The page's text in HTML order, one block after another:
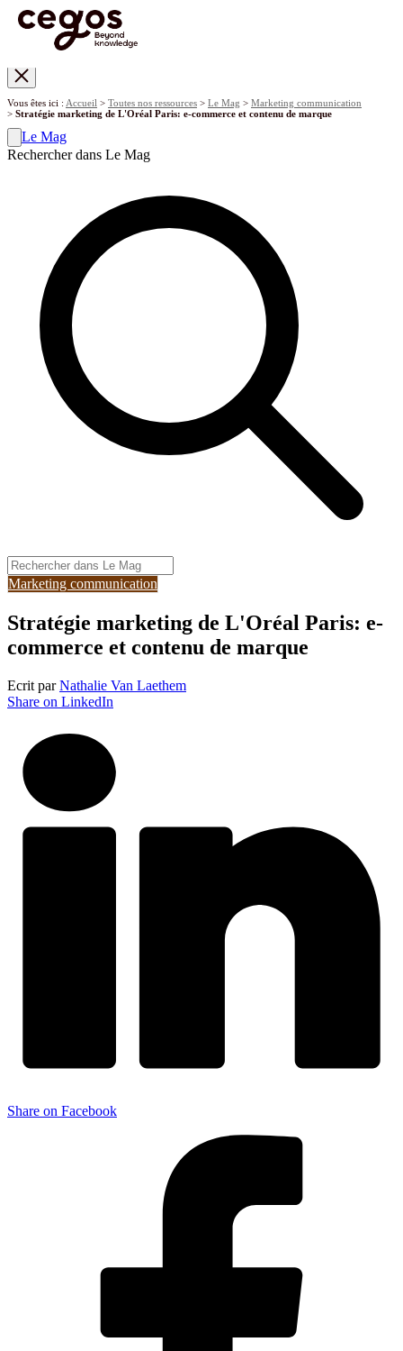
Vous êtes ici : Accueil > Toutes nos ressources > Le Mag > Marketing communication
> Stratégie marketing de L'Oréal Paris: e-commerce et contenu de marque
Le Mag
Rechercher dans Le Mag
Marketing communication
Stratégie marketing de L'Oréal Paris: e-
commerce et contenu de marque
Ecrit parNathalie Van Laethem
Share on LinkedIn
Share on Facebook